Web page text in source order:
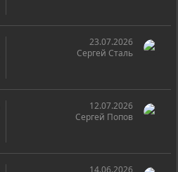
23.07.2026
Сергей Сталь
12.07.2026
Сергей Попов
14.06.2026